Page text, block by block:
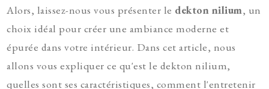
Alors, laissez-nous vous présenter le dekton nilium, un
choix idéal pour créer une ambiance moderne et
épurée dans votre intérieur. Dans cet article, nous
allons vous expliquer ce qu'est le dekton nilium,
quelles sont ses caractéristiques, comment l'entretenir